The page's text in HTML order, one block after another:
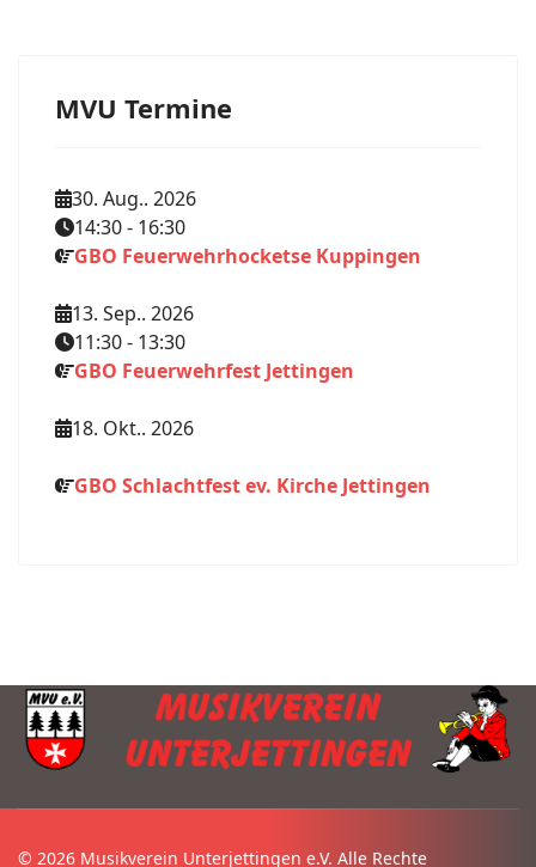
MVU Termine
30. Aug.. 2026
14:30- 16:30
GBO Feuerwehrhocketse Kuppingen
13. Sep.. 2026
11:30- 13:30
GBO Feuerwehrfest Jettingen
18. Okt.. 2026
GBO Schlachtfest ev. Kirche Jettingen
© 2026 Musikverein Unterjettingen e.V. Alle Rechte